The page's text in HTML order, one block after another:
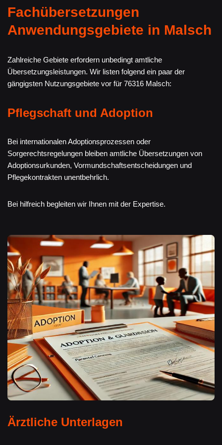
Fachübersetzungen
Anwendungsgebiete in Malsch
Zahlreiche Gebiete erfordern unbedingt amtliche
Übersetzungsleistungen. Wir listen folgend ein paar der
gängigsten Nutzungsgebiete vor für 76316 Malsch:
Pflegschaft und Adoption
Bei internationalen Adoptionsprozessen oder
Sorgerechtsregelungen bleiben amtliche Übersetzungen von
Adoptionsurkunden, Vormundschaftsentscheidungen und
Pflegekontrakten unentbehrlich.
Bei hilfreich begleiten wir Ihnen mit der Expertise.
Ärztliche Unterlagen